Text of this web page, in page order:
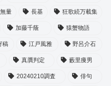
量 長基 狂歌続万載集
加藤千蔭 猿蟹物語
稿 江戸風雅 野呂介石
真贋判定 藪里痩男
20240210調査 俳句